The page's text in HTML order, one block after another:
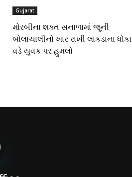
Gujarat
મોરબીના શક્ત સનાળામાં જૂની
બોલાચાલીનો ખાર રાખી લાકડાના ધોકા
વડે યુવક પર હુમલો